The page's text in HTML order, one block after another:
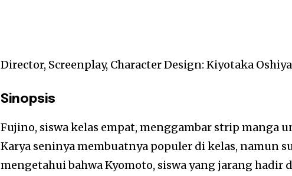
Director, Screenplay, Character Design: Kiyotaka
Sinopsis
Fujino, siswa kelas empat, menggambar strip manga
Karya seninya membuatnya populer di kelas, namun
mengetahui bahwa Kyomoto, siswa yang jarang hadir